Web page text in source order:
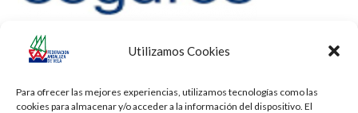
Utilizamos Cookies
Para ofrecer las mejores experiencias, utilizamos tecnologías como las
cookies para almacenar y/o acceder a la información del dispositivo. El